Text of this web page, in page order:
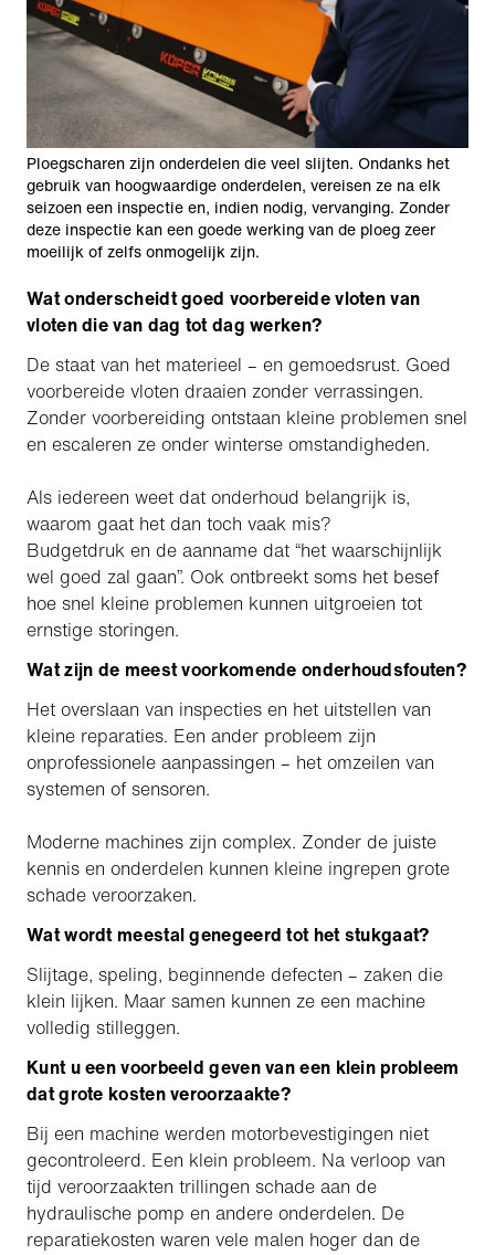
Ploegscharen zijn onderdelen die veel slijten. Ondanks het
gebruik van hoogwaardige onderdelen, vereisen ze na elk
seizoen een inspectie en, indien nodig, vervanging. Zonder
deze inspectie kan een goede werking van de ploeg zeer
moeilijk of zelfs onmogelijk zijn.
Wat onderscheidt goed voorbereide vloten van
vloten die van dag tot dag werken?
De staat van het materieel – en gemoedsrust. Goed
voorbereide vloten draaien zonder verrassingen.
Zonder voorbereiding ontstaan kleine problemen snel
en escaleren ze onder winterse omstandigheden.
Als iedereen weet dat onderhoud belangrijk is,
waarom gaat het dan toch vaak mis?
Budgetdruk en de aanname dat “het waarschijnlijk
wel goed zal gaan”. Ook ontbreekt soms het besef
hoe snel kleine problemen kunnen uitgroeien tot
ernstige storingen.
Wat zijn de meest voorkomende onderhoudsfouten?
Het overslaan van inspecties en het uitstellen van
kleine reparaties. Een ander probleem zijn
onprofessionele aanpassingen – het omzeilen van
systemen of sensoren.
Moderne machines zijn complex. Zonder de juiste
kennis en onderdelen kunnen kleine ingrepen grote
schade veroorzaken.
Wat wordt meestal genegeerd tot het stukgaat?
Slijtage, speling, beginnende defecten – zaken die
klein lijken. Maar samen kunnen ze een machine
volledig stilleggen.
Kunt u een voorbeeld geven van een klein probleem
dat grote kosten veroorzaakte?
Bij een machine werden motorbevestigingen niet
gecontroleerd. Een klein probleem. Na verloop van
tijd veroorzaakten trillingen schade aan de
hydraulische pomp en andere onderdelen. De
reparatiekosten waren vele malen hoger dan de